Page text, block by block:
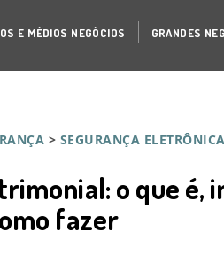
E MÉDIOS NEGÓCIOS GRANDES
> SEGURANÇA ELETRÔNICA
o que é,
fazer